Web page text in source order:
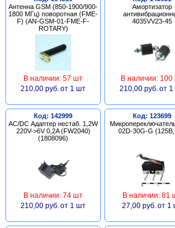
Антенна GSM (850-1900/900-
1800 МГц) поворотная (FME-
F) (AN-GSM-01-FME-F-
ROTARY)
В наличии: 57 шт
210,00 руб. от 1 шт
Амортизатор
4035VV23-45
В наличии: 100
210,00 руб. от
Код: 142999
AC/DC Адаптер нестаб. 1,2W
220V->6V 0,2A (FW2040)
(1808096)
В наличии: 74 шт
210,00 руб. от 1 шт
Код: 123699
02D-30G-G
В наличии: 81
27,00 руб. от 1